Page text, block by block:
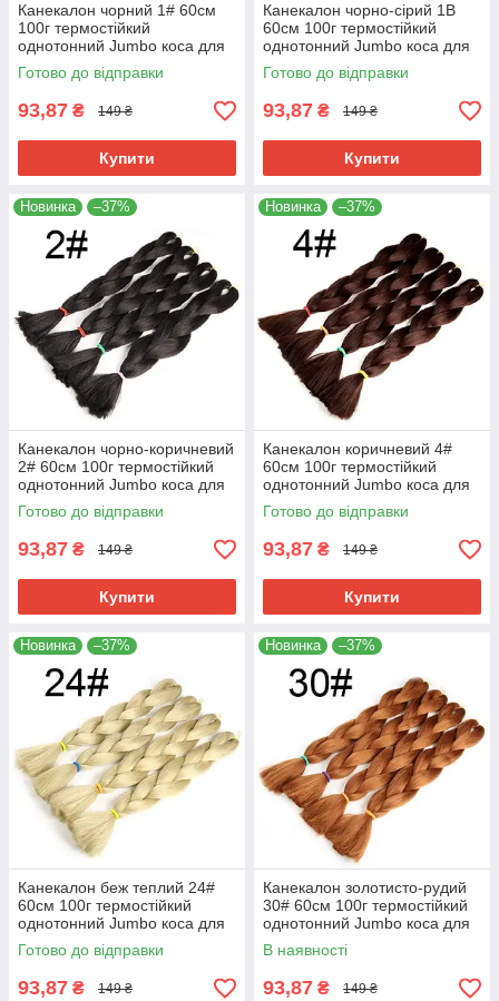
Канекалон чорний 1# 60см
100г термостійкий
однотонний Jumbo коса для
плетіння афро кіски дред
брейдів
Готово до відправки
93,87 ₴ 149 ₴
Купити
Канекалон чорно-сірий 1В
60см 100г термостійкий
однотонний Jumbo коса для
плетіння афро кіски дред
брейдів
Готово до відправки
93,87 ₴ 149 ₴
Купити
Новинка –37%
Канекалон чорно-коричневий
2# 60см 100г термостійкий
однотонний Jumbo коса для
плетіння афро кіски дред
брейдів
Готово до відправки
93,87 ₴ 149 ₴
Купити
Новинка –37%
Канекалон коричневий 4#
60см 100г термостійкий
однотонний Jumbo коса для
плетіння афро кіски дред
брейдів
Готово до відправки
93,87 ₴ 149 ₴
Купити
Новинка –37%
Канекалон беж теплий 24#
60см 100г термостійкий
однотонний Jumbo коса для
плетіння афро кіски дред
брейдів
Готово до відправки
93,87 ₴ 149 ₴
Новинка –37%
Канекалон золотисто-рудий
30# 60см 100г термостійкий
однотонний Jumbo коса для
плетіння афро кіски дред
брейдів
В наявності
93,87 ₴ 149 ₴